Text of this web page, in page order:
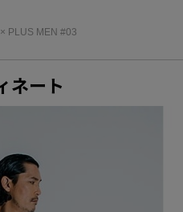
PLUS MEN #03
ネート